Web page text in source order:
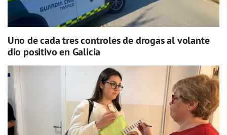
Uno de cada tres controles de drogas al volante
dio positivo en Galicia